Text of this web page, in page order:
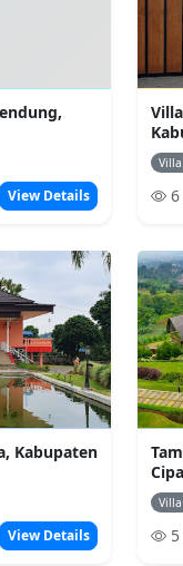
View Details 6
Kabupaten
View Details 5